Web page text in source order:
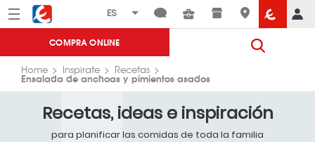
Menú Eroski
COMPRA ONLINE
Home Inspirate Recetas
Ensalada de anchoas y pimientos asados
Recetas, ideas e inspiración
para planificar las comidas de toda la familia